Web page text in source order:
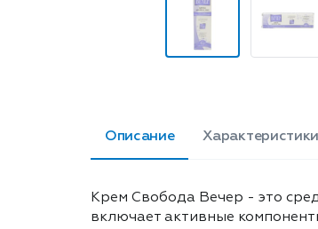
Описание Характеристики
Крем Свобода Вечер - это
включает активные